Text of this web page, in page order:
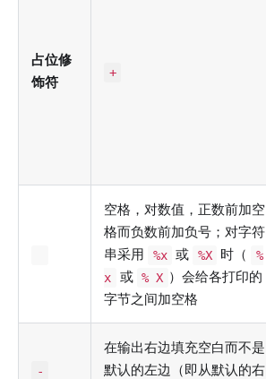
占位修
饰符
+
空格，对数值，正数前加空
格而负数前加负号；对字符
串采用
%x 或 %X 时（
%
x
或 % X ）会给各打印的
字节之间加空格
-
在输出右边填充空白而不是
默认的左边（即从默认的右